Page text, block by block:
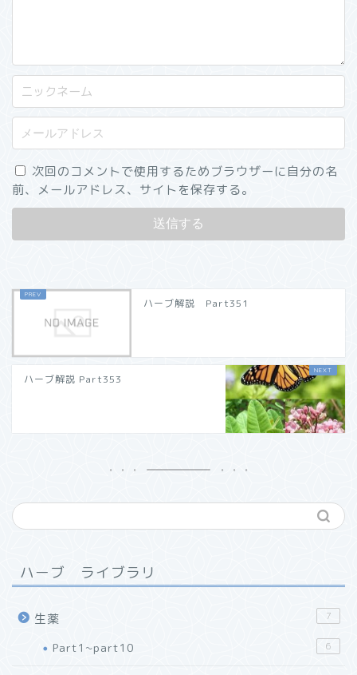
次回のコメントで使用するためブラウザーに自分の名
前、メールアドレス、サイトを保存する。
ハーブ解説 Part351
ハーブ解説 Part353
ハーブ ライブラリ
生薬 7
Part1~part10 6